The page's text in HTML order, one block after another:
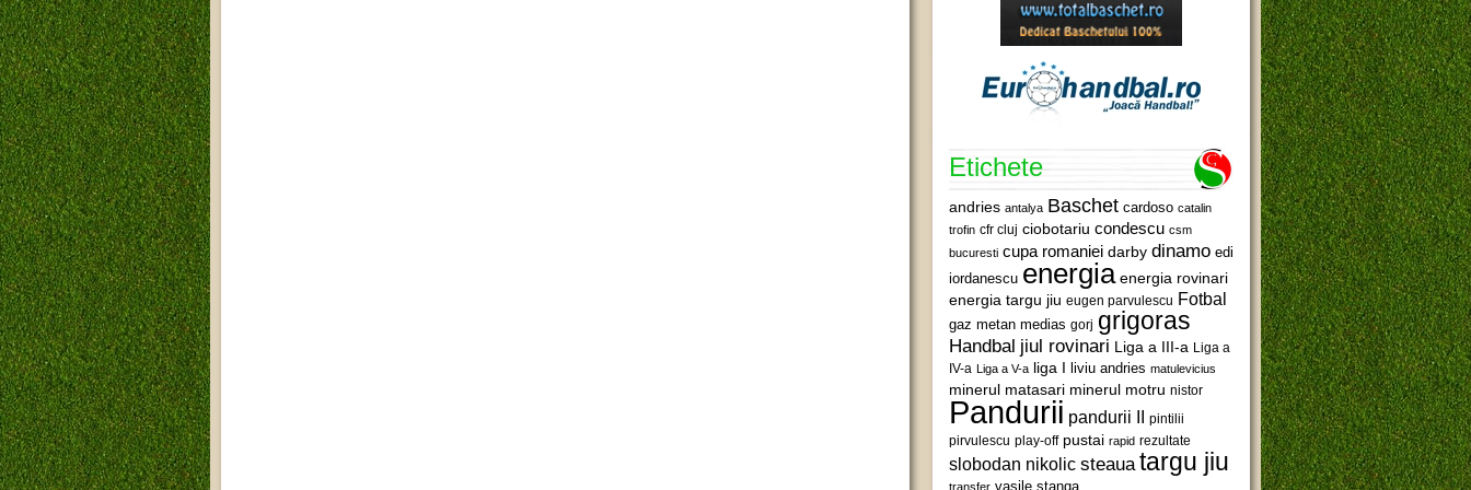
Etichete
andries antalya Baschet cardoso catalin
trofin cfr cluj ciobotariu condescu csm
bucuresti cupa romaniei darby dinamo edi
iordanescu energia energia rovinari
energia targu jiu eugen parvulescu Fotbal
gaz metan medias gorj grigoras
Handbal jiul rovinari Liga a III-a Liga a
IV-a Liga a V-a liga I liviu andries matulevicius
minerul matasari minerul motru nistor
Pandurii pandurii II pintilii
pirvulescu play-off pustai rapid rezultate
slobodan nikolic steaua targu jiu
transfer vasile stanga